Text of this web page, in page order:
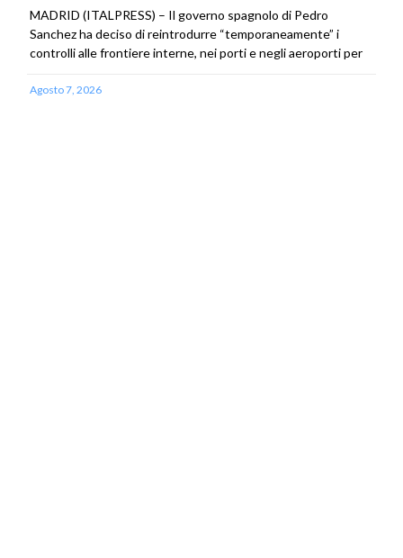
MADRID (ITALPRESS) – Il governo spagnolo di Pedro
Sanchez ha deciso di reintrodurre “temporaneamente” i
controlli alle frontiere interne, nei porti e negli aeroporti per
Agosto 7, 2026